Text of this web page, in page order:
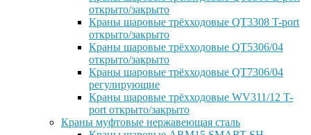
открыто/закрыто
Краны шаровые трёхходовые QT3308 T-port
открыто/закрыто
Краны шаровые трёхходовые QT5306/04
открыто/закрыто
Краны шаровые трёхходовые QT7306/04
регулирующие
Краны шаровые трёхходовые WV311/12 T-
port открыто/закрыто
Краны муфтовые нержавеющая сталь